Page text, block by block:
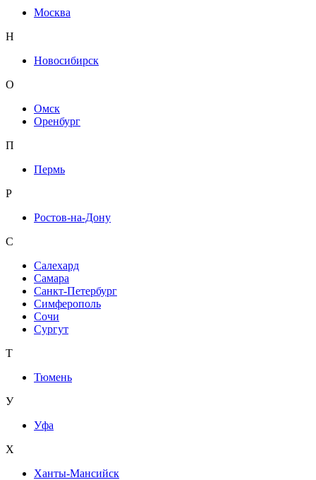
Москва
Н
Новосибирск
О
Омск
Оренбург
П
Пермь
Р
Ростов-на-Дону
С
Салехард
Самара
Санкт-Петербург
Симферополь
Сочи
Сургут
Т
Тюмень
У
Уфа
Х
Ханты-Мансийск